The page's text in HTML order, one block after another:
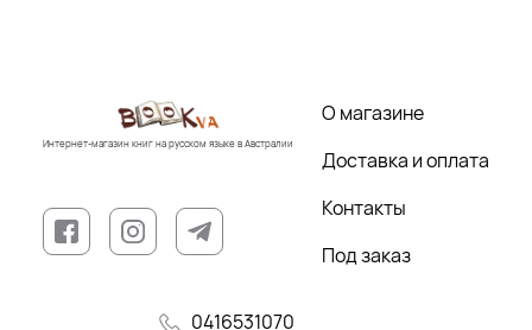
Интернет-магазин книг на русском языке в Австралии
О магазине
Доставка и оплата
Контакты
Под заказ
0416531070